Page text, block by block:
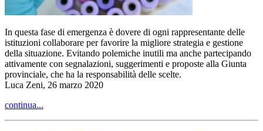
In questa fase di emergenza è dovere di ogni rappresentante delle
istituzioni collaborare per favorire la migliore strategia e gestione
della situazione. Evitando polemiche inutili ma anche partecipando
attivamente con segnalazioni, suggerimenti e proposte alla Giunta
provinciale, che ha la responsabilità delle scelte.
Luca Zeni, 26 marzo 2020
continua...